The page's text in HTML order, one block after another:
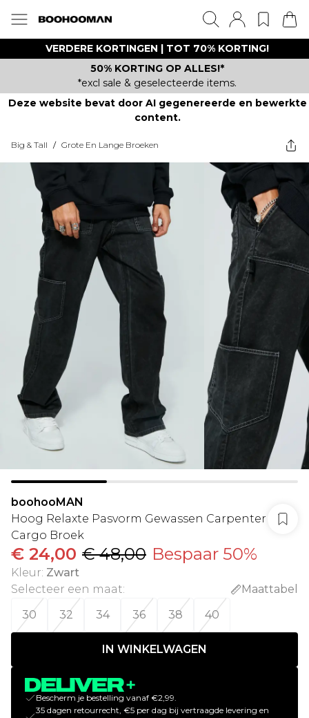
VERDERE KORTINGEN | TOT 70% KORTING!
50% KORTING OP ALLES!*
*excl sale & geselecteerde items.
Deze website bevat door AI gegenereerde en bewerkte
content.
Big & Tall / Grote En Lange Broeken
boohooMAN
Hoog Relaxte Pasvorm Gewassen Carpenter
Cargo Broek
€ 24,00 € 48,00 Bespaar 50%
Kleur: Zwart
Selecteer een maat:
Maattabel
30
32 34 36 38 40
IN WINKELWAGEN
Bescherm je bestelling vanaf €2,99.
35 dagen retourrecht, €5 per dag bij vertraagde levering en